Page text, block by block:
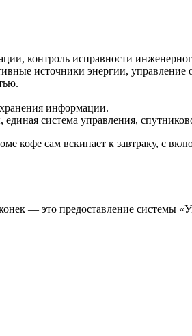
контроль исправности
источники энергии, управление
информации.
система управления,
сам вскипает к завтраку, с
— это предоставление системы